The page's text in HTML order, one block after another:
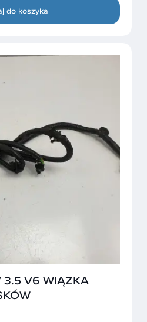
do koszyka
3.5 V6 WIĄZKA